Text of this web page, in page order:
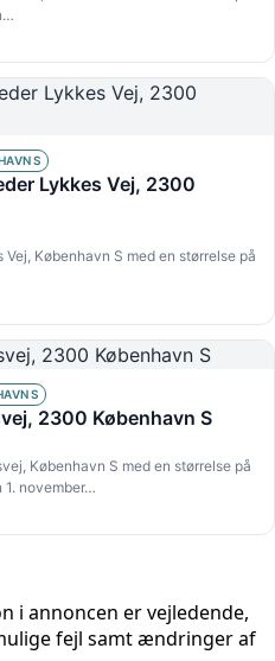
S
Lykkes Vej, 2300
København S med en størrelse på
S
2300 København S
København S med en størrelse på
november…
i annoncen er vejledende,
fejl samt ændringer af